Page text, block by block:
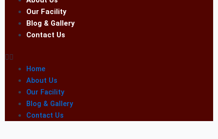
Our Facility
Blog & Gallery
Contact Us
Home
About Us
Our Facility
Blog & Gallery
Contact Us